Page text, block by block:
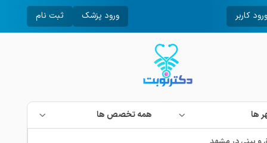
ورود کاربر ورود پزشک ثبت نام
ها همه تخصص ها